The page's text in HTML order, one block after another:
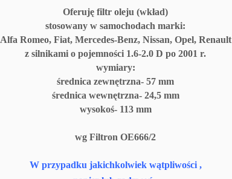
Oferuję filtr oleju (wkład)
stosowany w samochodach marki:
Alfa Romeo, Fiat, Mercedes-Benz, Nissan, Opel, Renault
z silnikami o pojemności 1.6-2.0 D po 2001 r.
wymiary:
średnica zewnętrzna- 57 mm
średnica wewnętrzna- 24,5 mm
wysokoś- 113 mm
wg Filtron OE666/2
W przypadku jakichkolwiek wątpliwości ,